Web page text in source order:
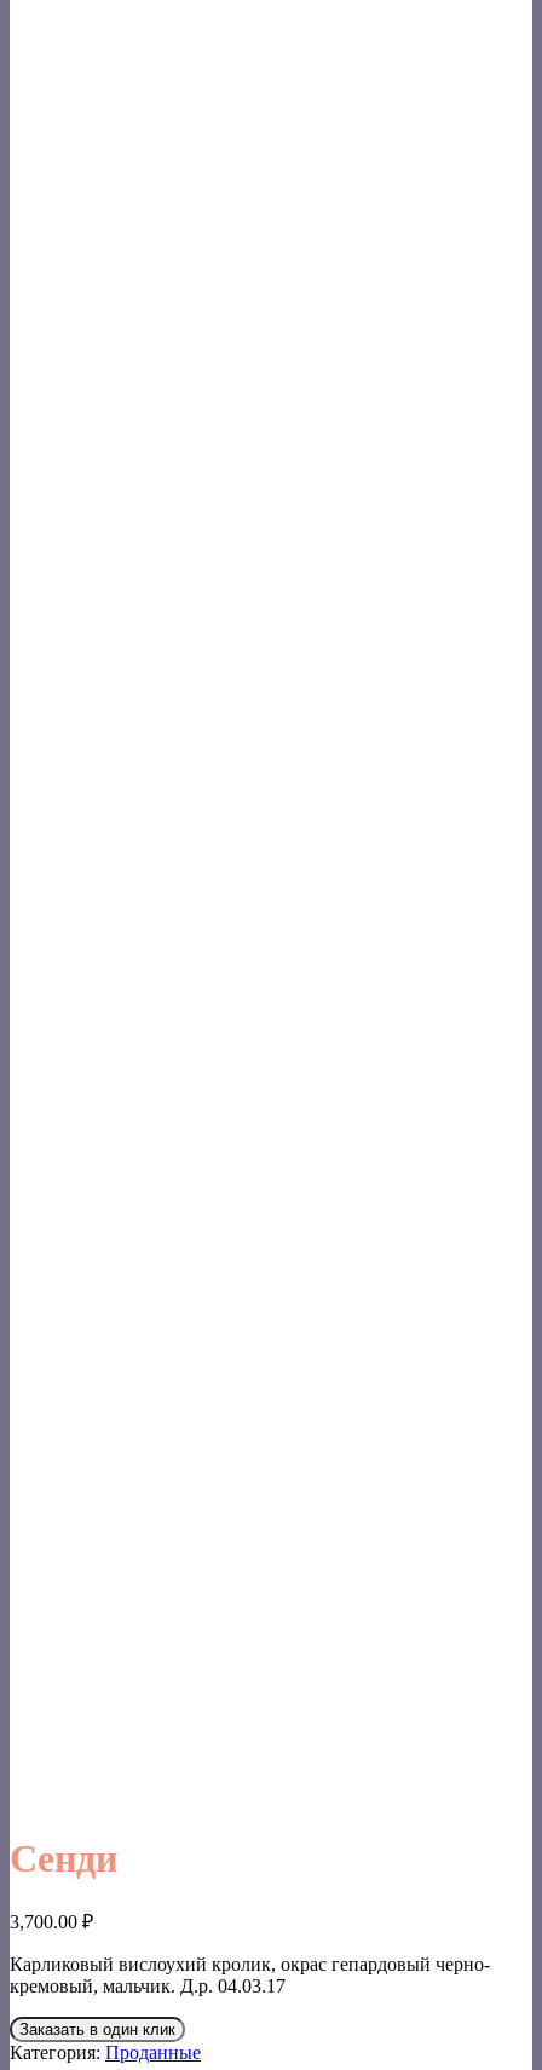
Сенди
3,700.00 ₽
Карликовый вислоухий кролик, окрас гепардовый черно-
кремовый, мальчик. Д.р. 04.03.17
Заказать в один клик
Категория: Проданные